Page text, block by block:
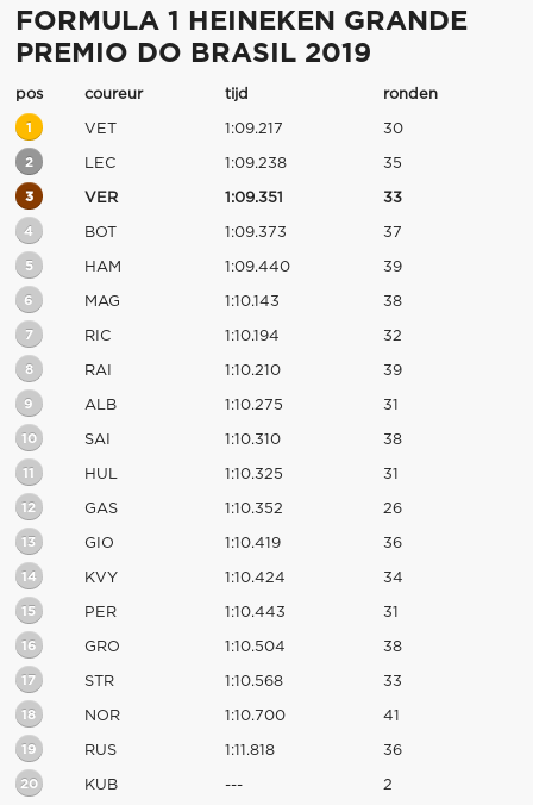
FORMULA 1 HEINEKEN GRANDE
PREMIO DO BRASIL 2019
pos coureur tijd ronden
1 VET 1:09.217 30
2 LEC 1:09.238 35
3 VER 1:09.351 33
4 BOT 1:09.373 37
5 HAM 1:09.440 39
6 MAG 1:10.143 38
7 RIC 1:10.194 32
8 RAI 1:10.210 39
9 ALB 1:10.275 31
10 SAI 1:10.310 38
11 HUL 1:10.325 31
12 GAS 1:10.352 26
13 GIO 1:10.419 36
14 KVY 1:10.424 34
15 PER 1:10.443 31
16 GRO 1:10.504 38
17 STR 1:10.568 33
18 NOR 1:10.700 41
19 RUS 1:11.818 36
20 KUB --- 2